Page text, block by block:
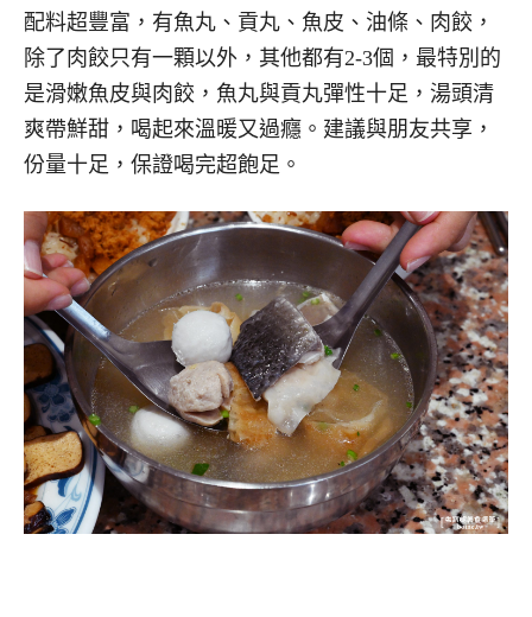
配料超豐富，有魚丸、貢丸、魚皮、油條、肉餃，
除了肉餃只有一顆以外，其他都有2-3個，最特別的
是滑嫩魚皮與肉餃，魚丸與貢丸彈性十足，湯頭清
爽帶鮮甜，喝起來溫暖又過癮。建議與朋友共享，
份量十足，保證喝完超飽足。